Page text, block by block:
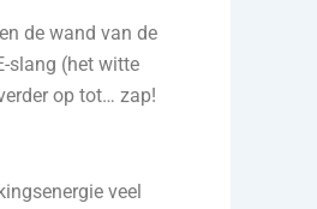
de wand van de
slang (het witte
op tot… zap!
veel